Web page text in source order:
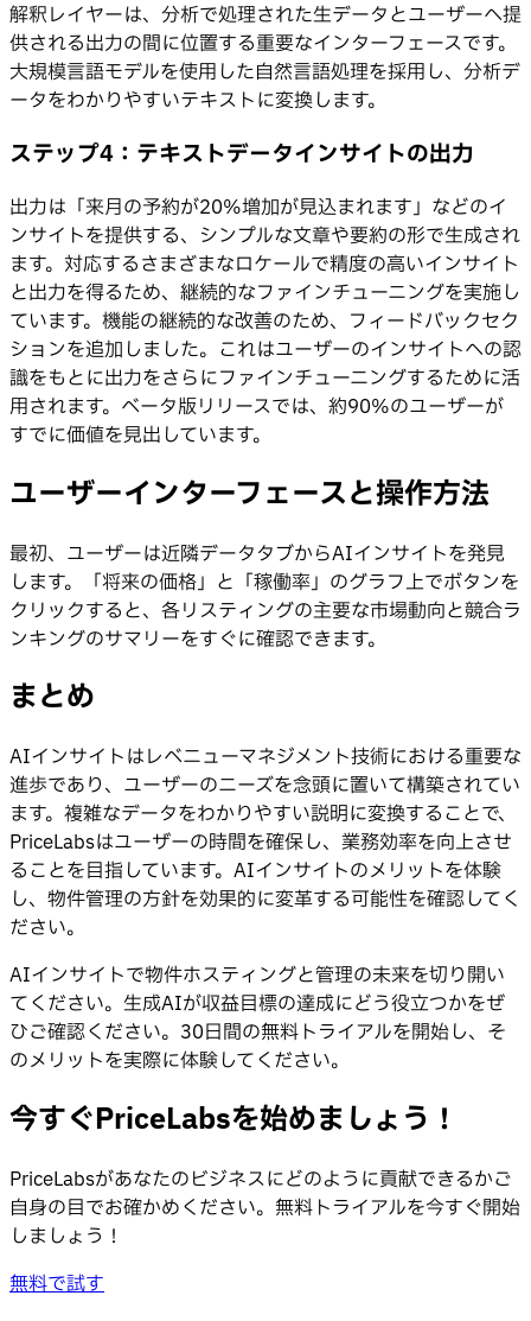
解釈レイヤーは、分析で処理された生データとユーザーへ提
供される出力の間に位置する重要なインターフェースです。
大規模言語モデルを使用した自然言語処理を採用し、分析デ
ータをわかりやすいテキストに変換します。
ステップ4：テキストデータインサイトの出力
出力は「来月の予約が20%増加が見込まれます」などのイ
ンサイトを提供する、シンプルな文章や要約の形で生成され
ます。対応するさまざまなロケールで精度の高いインサイト
と出力を得るため、継続的なファインチューニングを実施し
ています。機能の継続的な改善のため、フィードバックセク
ションを追加しました。これはユーザーのインサイトへの認
識をもとに出力をさらにファインチューニングするために活
用されます。ベータ版リリースでは、約90%のユーザーが
すでに価値を見出しています。
ユーザーインターフェースと操作方法
最初、ユーザーは近隣データタブからAIインサイトを発見
します。「将来の価格」と「稼働率」のグラフ上でボタンを
クリックすると、各リスティングの主要な市場動向と競合ラ
ンキングのサマリーをすぐに確認できます。
まとめ
AIインサイトはレベニューマネジメント技術における重要な
進歩であり、ユーザーのニーズを念頭に置いて構築されてい
ます。複雑なデータをわかりやすい説明に変換することで、
PriceLabsはユーザーの時間を確保し、業務効率を向上させ
ることを目指しています。AIインサイトのメリットを体験
し、物件管理の方針を効果的に変革する可能性を確認してく
ださい。
AIインサイトで物件ホスティングと管理の未来を切り開い
てください。生成AIが収益目標の達成にどう役立つかをぜ
ひご確認ください。30日間の無料トライアルを開始し、そ
のメリットを実際に体験してください。
今すぐPriceLabsを始めましょう！
PriceLabsがあなたのビジネスにどのように貢献できるかご
自身の目でお確かめください。無料トライアルを今すぐ開始
しましょう！
無料で試す